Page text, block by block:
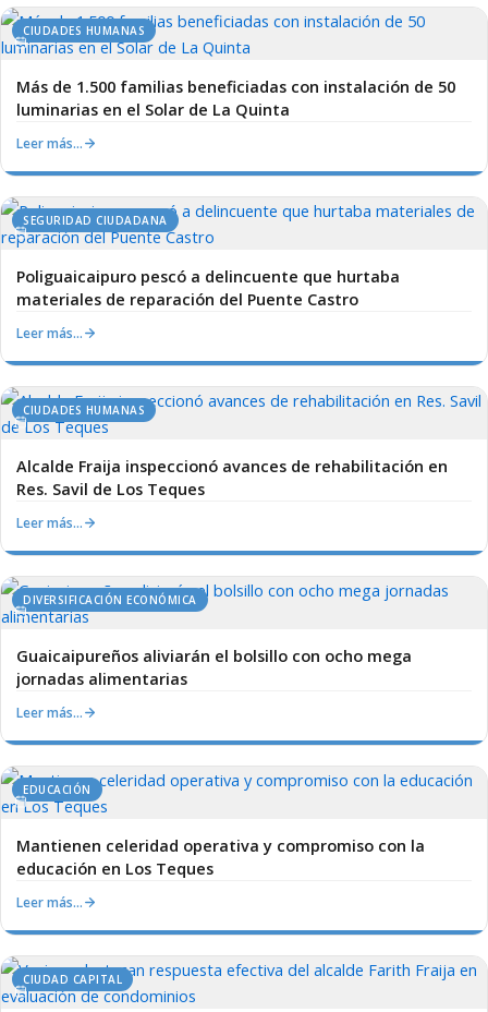
CIUDADES HUMANAS
Más de 1.500 familias beneficiadas con instalación de 50
luminarias en el Solar de La Quinta
Leer más…
SEGURIDAD CIUDADANA
Poliguaicaipuro pescó a delincuente que hurtaba
materiales de reparación del Puente Castro
Leer más…
CIUDADES HUMANAS
Alcalde Fraija inspeccionó avances de rehabilitación en
Res. Savil de Los Teques
Leer más…
DIVERSIFICACIÓN ECONÓMICA
Guaicaipureños aliviarán el bolsillo con ocho mega
jornadas alimentarias
Leer más…
EDUCACIÓN
Mantienen celeridad operativa y compromiso con la
educación en Los Teques
Leer más…
CIUDAD CAPITAL